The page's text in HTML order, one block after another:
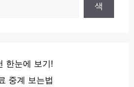
색
한눈에 보기!
중계 보는법